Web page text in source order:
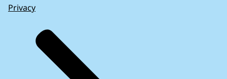
Privacy